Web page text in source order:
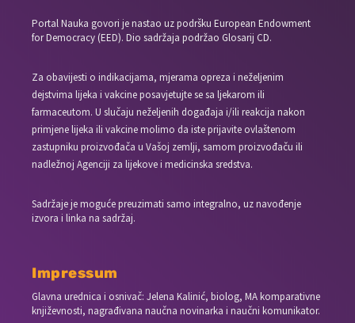
Portal Nauka govori je nastao uz podršku European Endowment
for Democracy (EED). Dio sadržaja podržao Glosarij CD.
Za obavijesti o indikacijama, mjerama opreza i neželjenim
dejstvima lijeka i vakcine posavjetujte se sa ljekarom ili
farmaceutom. U slučaju neželjenih događaja i/ili reakcija nakon
primjene lijeka ili vakcine molimo da iste prijavite ovlaštenom
zastupniku proizvođača u Vašoj zemlji, samom proizvođaču ili
nadležnoj Agenciji za lijekove i medicinska sredstva.
Sadržaje je moguće preuzimati samo integralno, uz navođenje
izvora i linka na sadržaj.
Impressum
Glavna urednica i osnivač: Jelena Kalinić, biolog, MA komparativne
književnosti, nagrađivana naučna novinarka i naučni komunikator.